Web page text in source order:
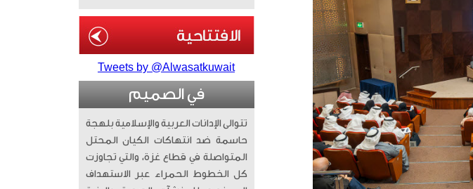
Tweets by @Alwasatkuwait
في الصميم
تتوالى الإدانات العربية والإسلامية بلهجة
حاسمة ضد انتهاكات الكيان المحتل
المتواصلة في قطاع غزة، والتي تجاوزت
كل الخطوط الحمراء عبر الاستهداف